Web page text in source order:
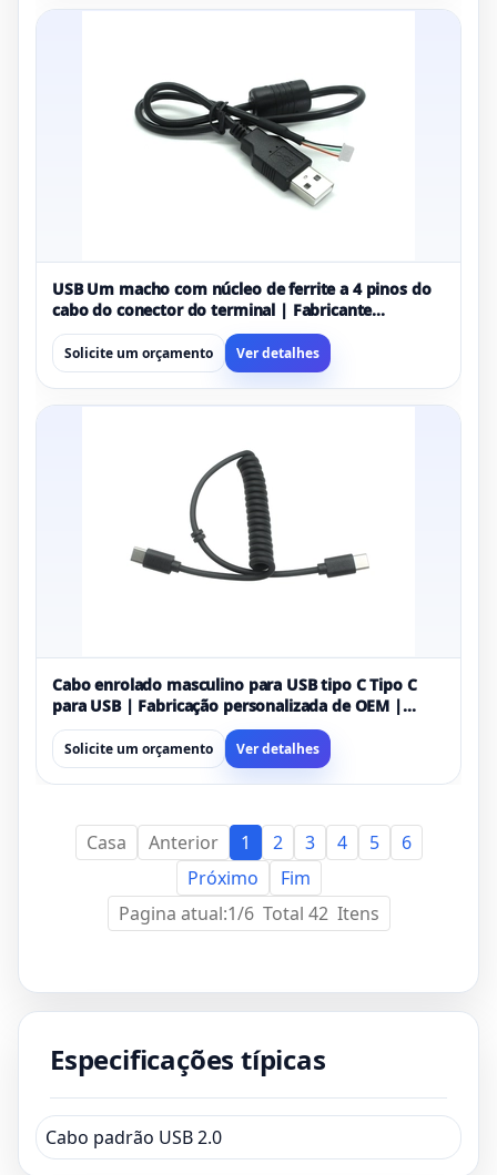
USB Um macho com núcleo de ferrite a 4 pinos do
cabo do conector do terminal | Fabricante
OEM/ODM personalizado
Solicite um orçamento Ver detalhes
Cabo enrolado masculino para USB tipo C Tipo C
para USB | Fabricação personalizada de OEM |
Certificado ISO 13485 e ISO 9001
Solicite um orçamento Ver detalhes
Casa Anterior 1 2 3 4 5
6
Próximo
Fim
Pagina atual:1/6 Total 42 Itens
Especificações típicas
Cabo padrão USB 2.0